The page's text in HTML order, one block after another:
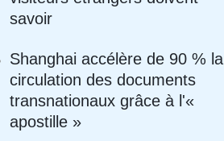
savoir
Shanghai accélère de 90 % la
circulation des documents
transnationaux grâce à l'«
apostille »